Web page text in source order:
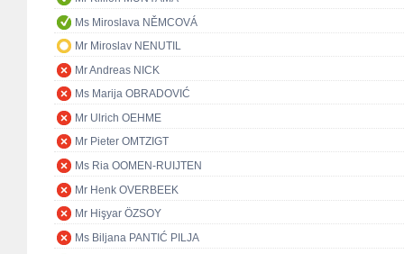
Ms Miroslava NĚMCOVÁ
Mr Miroslav NENUTIL
Mr Andreas NICK
Ms Marija OBRADOVIĆ
Mr Ulrich OEHME
Mr Pieter OMTZIGT
Ms Ria OOMEN-RUIJTEN
Mr Henk OVERBEEK
Mr Hişyar ÖZSOY
Ms Biljana PANTIĆ PILJA